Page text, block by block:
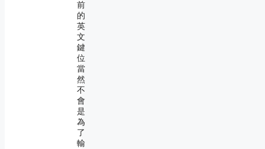
前
的
英
文
鍵
位
當
然
不
會
是
為
了
輸